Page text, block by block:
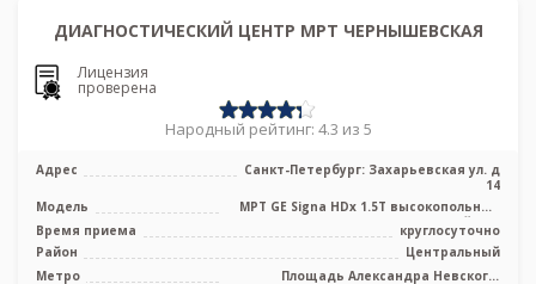
ДИАГНОСТИЧЕСКИЙ ЦЕНТР МРТ ЧЕРНЫШЕВСКАЯ
Лицензия
проверена
Народный рейтинг: 4.3 из 5
Адрес
Санкт-Петербург: Захарьевская ул. д
14
Модель
МРТ GE Signa HDx 1.5T высокопольный
закрытый тип
Время приема
круглосуточно
Район
Центральный
Метро
Площадь Александра Невского,